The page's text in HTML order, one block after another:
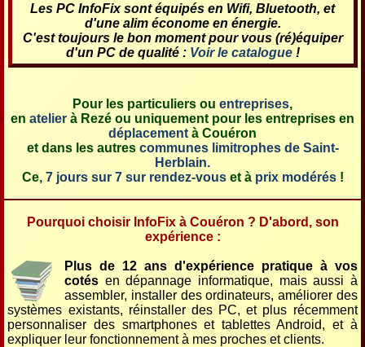
Les PC InfoFix sont équipés en Wifi, Bluetooth, et
d'une alim économe en énergie.
C'est toujours le bon moment pour vous (ré)équiper
d'un PC de qualité : Voir le catalogue!
Pour les particuliers ou entreprises,
en atelier à Rezé ou uniquement pour les entreprises en
déplacement à Couéron
et dans les autres communes limitrophes de Saint-
Herblain.
Ce, 7 jours sur 7 sur rendez-vouset à prix modérés!
Pourquoi choisir InfoFix à Couéron ? D'abord, son
expérience :
Plus de 12 ans d'expérience pratique à vos
cotés en dépannage informatique, mais aussi à
assembler, installer des ordinateurs, améliorer des
systèmes existants, réinstaller des PC, et plus récemment
personnaliser des smartphones et tablettes Android, et à
expliquer leur fonctionnement à mes proches et clients.